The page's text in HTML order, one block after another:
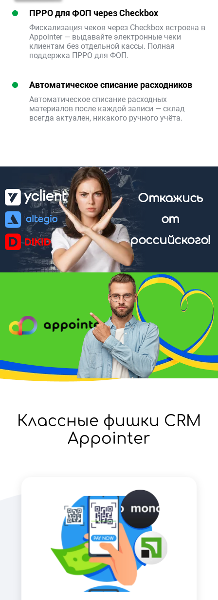
ПРРО для ФОП через Checkbox
Фискализация чеков через Checkbox встроена в
Appointer — выдавайте электронные чеки
клиентам без отдельной кассы. Полная
поддержка ПРРО для ФОП.
Автоматическое списание расходников
Автоматическое списание расходных
материалов после каждой записи — склад
всегда актуален, никакого ручного учёта.
Откажись
от
российского!
Классные фишки CRM
Appointer